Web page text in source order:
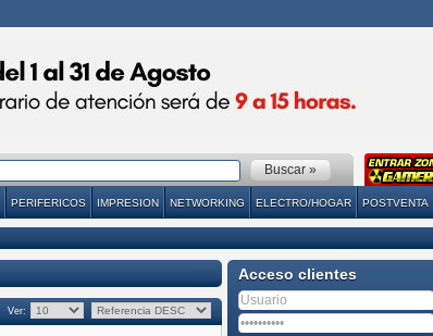
PERIFERICOS IMPRESION NETWORKING ELECTRO/HOGAR POSTVENTA
Ver:
Acceso clientes